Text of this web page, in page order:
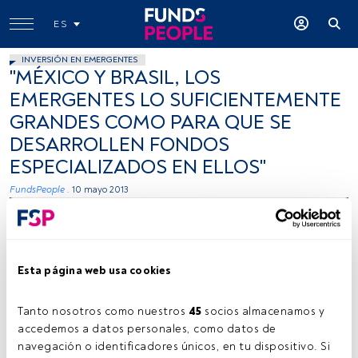
Esta página web usa cookies
Tanto nosotros como nuestros 45 socios almacenamos y
accedemos a datos personales, como datos de
navegación o identificadores únicos, en tu dispositivo. Si
ES
INVERSIÓN EN EMERGENTES
"MÉXICO Y BRASIL, LOS
EMERGENTES LO SUFICIENTEMENTE
GRANDES COMO PARA QUE SE
DESARROLLEN FONDOS
ESPECIALIZADOS EN ELLOS"
FundsPeople . 10 mayo 2013